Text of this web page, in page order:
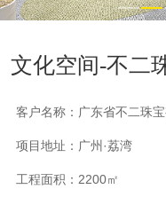
文化空间-不二
客户名称： 广东省不二珠
项目地址： 广州·荔湾
工程面积： 2200㎡